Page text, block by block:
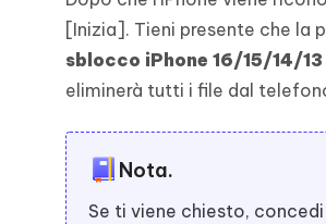
[Inizia]. Tieni presente che la
sblocco iPhone 16/15/14/
eliminerà tutti i file dal
Nota.
Se ti viene chiesto, concedi